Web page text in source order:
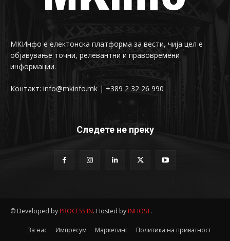
МКИнфо е електонска платформа за вести, чија цел е
објавување точни, релевантни и правовремени
информации.
Контакт: info@mkinfo.mk | +389 2 32 26 990
Следете не преку
© Developed by PROCESS IN. Hosted by INHOST.
За нас Импресум Маркетинг Политика на приватност